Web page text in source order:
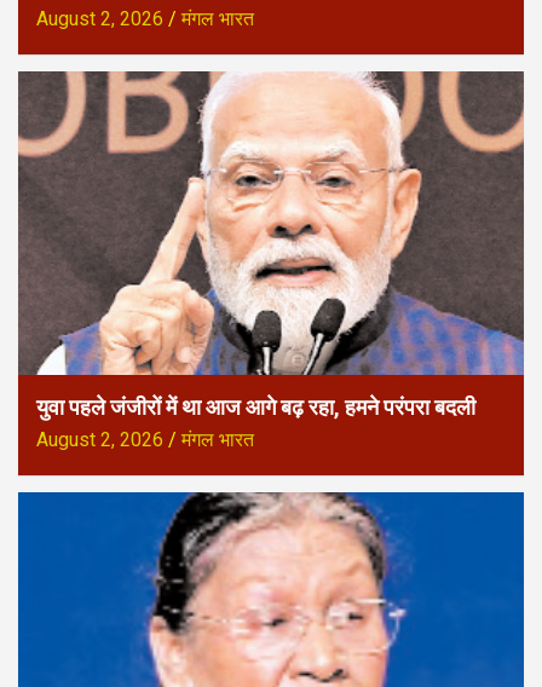
August 2, 2026 मंगल भारत
युवा पहले जंजीरों में था आज आगे बढ़ रहा, हमने परंपरा बदली
August 2, 2026 मंगल भारत